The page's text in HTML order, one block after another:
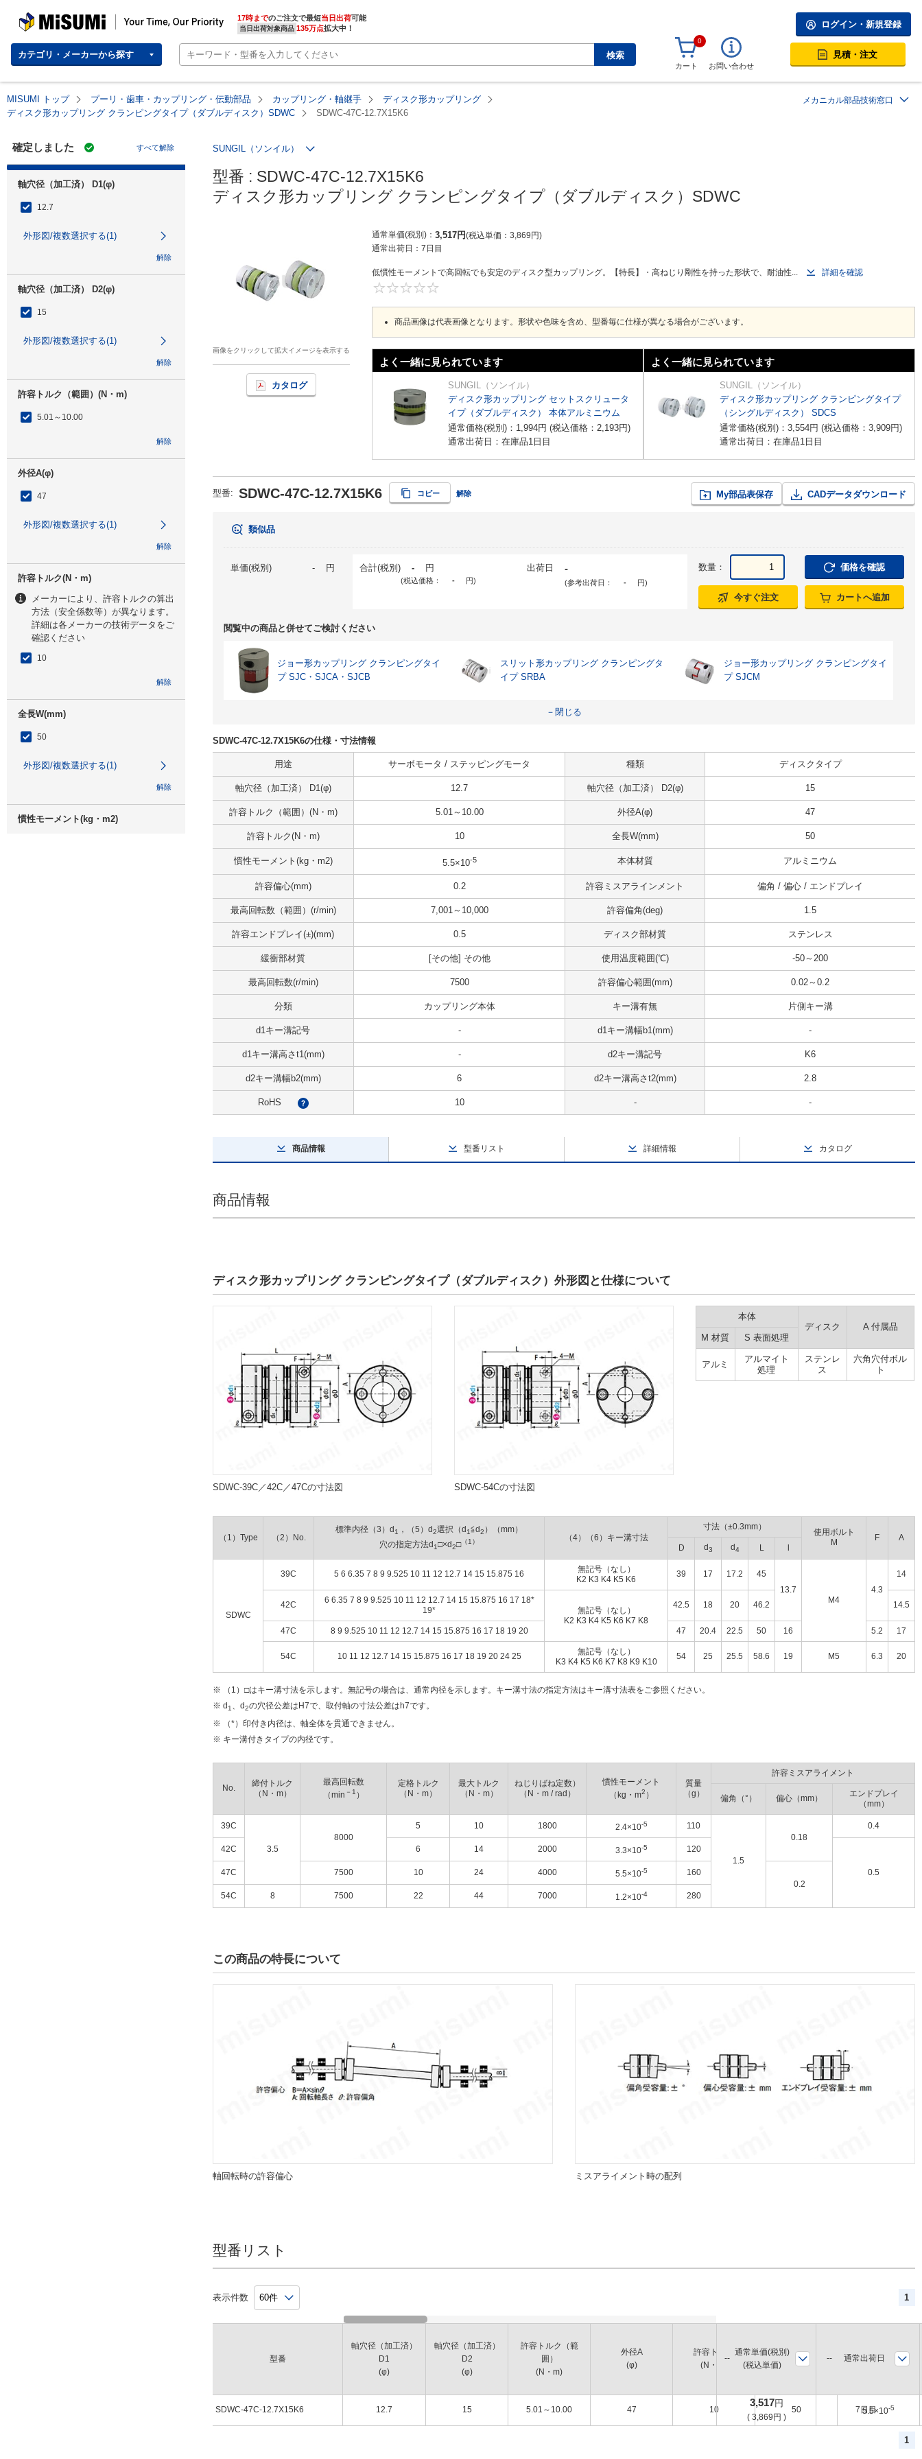
MISUMI | Your Time, Our Priority 17時までのご注文で最短当日出荷
当日出荷対象商品 135万点拡大中！
カテゴリ・メーカーから探す 検索
ログイン・新規登録
0
カート お問い合わせ
見積・注文
MISUMI トップ プーリ・歯車・カップリング・伝動部品 カップリング・軸継手
ディスク形カップリング
ディスク形カップリング クランピングタイプ（ダブルディスク）SDWC
SDWC-47C-12.7X15K6
メカニカル部品技術窓口
確定しました すべて解除
軸穴径（加工済） D1(φ)
12.7
外形図/複数選択する(1)
解除
軸穴径（加工済） D2(φ)
15
外形図/複数選択する(1)
解除
許容トルク（範囲）(N・m)
5.01～10.00
解除
外径A(φ)
47
外形図/複数選択する(1)
解除
許容トルク(N・m)
メーカーにより、許容トルクの算出
方法（安全係数等）が異なります。
詳細は各メーカーの技術データをご
確認ください
10
解除
全長W(mm)
50
外形図/複数選択する(1)
解除
慣性モーメント(kg・m2)
SUNGIL（ソンイル）
型番 : SDWC-47C-12.7X15K6
ディスク形カップリング クランピングタイプ（ダブルディスク）SDWC
画像をクリックして拡大イメージを表示する
カタログ
通常単価(税別) 3,517円 税込単価 3,869円
通常出荷日： 7日目
低慣性モーメントで高回転でも安定のディスク型カップリング。【特長】・高ねじり剛性を持った形状で、耐油性...
詳細を確認
商品画像は代表画像となります。形状や色味を含め、型番毎に仕様が異なる場合がございます。
よく一緒に見られています
SUNGIL（ソンイル）
ディスク形カップリング セットスクリュータ
イプ（ダブルディスク） 本体アルミニウム
通常価格(税別)： 1,994円 (税込価格： 2,193円)
通常出荷日：在庫品1日目
よく一緒に見られています
SUNGIL（ソンイル）
ディスク形カップリング クランピングタイプ
（シングルディスク） SDCS
通常価格(税別)： 3,554円 (税込価格： 3,909円)
通常出荷日：在庫品1日目
型番: SDWC-47C-12.7X15K6 コピー 解除 My部品表保存 CADデータダウンロード
類似品
単価(税別) - 円 合計(税別) - 円
(税込価格： - 円)
出荷日 -
(参考出荷日： - 円)
数量： 価格を確認
今すぐ注文 カートへ追加
閲覧中の商品と併せてご検討ください
ジョー形カップリング クランピングタイ
プ SJC・SJCA・SJCB
スリット形カップリング クランピングタ
イプ SRBA
ジョー形カップリング クランピングタイ
プ SJCM
－閉じる
SDWC-47C-12.7X15K6の仕様・寸法情報
用途 サーボモータ / ステッピングモータ 種類 ディスクタイプ
軸穴径（加工済） D1(φ) 12.7 軸穴径（加工済） D2(φ) 15
許容トルク（範囲）(N・m) 5.01～10.00 外径A(φ) 47
許容トルク(N・m) 10 全長W(mm) 50
慣性モーメント(kg・m2) 5.5×10-5 本体材質 アルミニウム
許容偏心(mm) 0.2 許容ミスアラインメント 偏角 / 偏心 / エンドプレイ
最高回転数（範囲）(r/min) 7,001～10,000 許容偏角(deg) 1.5
許容エンドプレイ(±)(mm) 0.5 ディスク部材質 ステンレス
緩衝部材質 [その他] その他 使用温度範囲(℃) -50～200
最高回転数(r/min) 7500 許容偏心範囲(mm) 0.02～0.2
分類 カップリング本体 キー溝有無 片側キー溝
d1キー溝記号 - d1キー溝幅b1(mm) -
d1キー溝高さt1(mm) - d2キー溝記号 K6
d2キー溝幅b2(mm) 6 d2キー溝高さt2(mm) 2.8
RoHS ? 10 - -
商品情報 型番リスト 詳細情報 カタログ
商品情報
ディスク形カップリング クランピングタイプ（ダブルディスク）外形図と仕様について
SDWC-39C／42C／47Cの寸法図 SDWC-54Cの寸法図
本体
ディスク
A 付属品
M 材質
S 表面処理
アルミ
アルマイト
処理
ステンレ
ス
六角穴付ボル
ト
（1）Type （2）No.
標準内径（3）d1 ，（5）d2選択（d1≦d2 ）（mm）
穴の指定方法d1□×d2□（1） （4）（6）キー溝寸法
寸法（±0.3mm）
使用ボルト
M
F
A
D
d3 d4 L
SDWC
39C 5 6 6.35 7 8 9 9.525 10 11 12 12.7 14 15 15.875 16
無記号（なし）
K2 K3 K4 K5 K6
39 17 17.2
45
13.7
M4
4.3
14
42C
6 6.35 7 8 9 9.525 10 11 12 12.7 14 15 15.875 16 17 18*
19*
無記号（なし）
K2 K3 K4 K5 K6 K7 K8
42.5 18 20 46.2 14.5
47C 8 9 9.525 10 11 12 12.7 14 15 15.875 16 17 18 19 20 47 20.4 22.5 50 16 5.2 17
54C 10 11 12 12.7 14 15 15.875 16 17 18 19 20 24 25
無記号（なし）
K3 K4 K5 K6 K7 K8 K9 K10
54 25 25.5 58.6 19 M5 6.3 20
※ （1）□はキー溝寸法を示します。無記号の場合は、通常内径を示します。キー溝寸法の指定方法はキー溝寸法表をご参照ください。
※ d1、d2の穴径公差はH7で、取付軸の寸法公差はh7です。
※ （*）印付き内径は、軸全体を貫通できません。
※ キー溝付きタイプの内径です。
No.
締付トルク
（N・m）
最高回転数
（min －1 ）
定格トルク
（N・m）
最大トルク
（N・m）
ねじりばね定数）
（N・m / rad）
慣性モーメント
（kg・m2 ）
質量
（g）
許容ミスアライメント
偏角（°） 偏心（mm）
エンドプレイ
（mm）
39C
3.5
8000
5 10 1800 2.4×10-5 110
1.5
0.18
0.4
42C 6 14 2000 3.3×10-5 120
0.5
47C 7500 10 24 4000 5.5×10-5
160
0.2
54C
8 7500 22 44 7000 1.2×10-4 280
この商品の特長について
軸回転時の許容偏心 ミスアライメント時の配列
型番リスト
表示件数 1
型番
SDWC-47C-12.7X15K6
軸穴径（加工済）
D1
(φ)
軸穴径（加工済）
D2
(φ)
許容トルク（範
囲）
(N・m)
外径A
(φ)
許容トルク
(N・m)
全長W
(mm)
慣性モーメント
(kg・m2)
12.7 15 5.01～10.00 47 10 50 5.5×10-5
通常単価(税別)
(税込単価)
通常出荷日
3,517円
( 3,869円 )
7日目
1